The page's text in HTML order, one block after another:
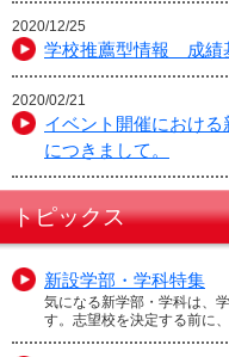
2020/12/25
学校推薦型情報 成績
2020/02/21
イベント開催におけ
につきまして。
トピックス
新設学部・学科特集
気になる新学部・学科は、
す。志望校を決定する前に